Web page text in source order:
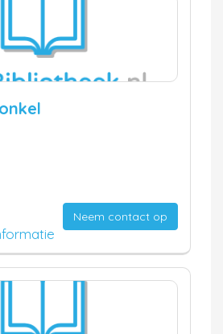
Neem contact op